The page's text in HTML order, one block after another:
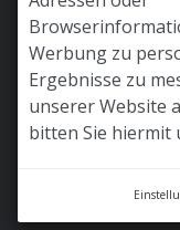
Werbung zu
Ergebnisse zu
unserer Website
bitten Sie hiermit
Hilfe
AGB